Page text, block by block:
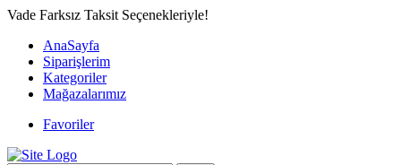
Vade Farksız Taksit Seçenekleriyle!
AnaSayfa
Siparişlerim
Kategoriler
Mağazalarımız
Favoriler